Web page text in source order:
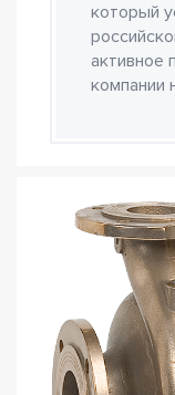
который
активное
компании